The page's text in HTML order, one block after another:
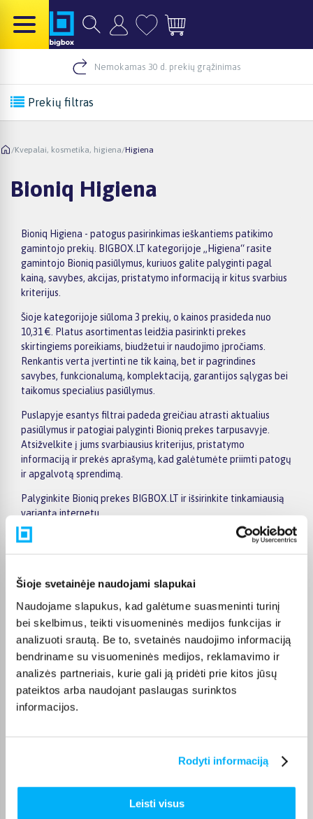
Šioje svetainėje naudojami slapukai
Naudojame slapukus, kad galėtume suasmeninti turinį
bei skelbimus, teikti visuomeninės medijos funkcijas ir
analizuoti srautą. Be to, svetainės naudojimo informaciją
bendriname su visuomeninės medijos, reklamavimo ir
analizės partneriais, kurie gali ją pridėti prie kitos jūsų
pateiktos arba naudojant paslaugas surinktos
informacijos.
Rodyti informaciją
Leisti visus
Nemokamas 30 d. prekių grąžinimas
Prekių filtras
/Kvepalai, kosmetika, higiena/Higiena
Bioniq Higiena
Bioniq Higiena - patogus pasirinkimas ieškantiems patikimo
gamintojo prekių. BIGBOX.LT kategorijoje „Higiena“ rasite
gamintojo Bioniq pasiūlymus, kuriuos galite palyginti pagal
kainą, savybes, akcijas, pristatymo informaciją ir kitus svarbius
kriterijus.
Šioje kategorijoje siūloma 3 prekių, o kainos prasideda nuo
10,31 €. Platus asortimentas leidžia pasirinkti prekes
skirtingiems poreikiams, biudžetui ir naudojimo įpročiams.
Renkantis verta įvertinti ne tik kainą, bet ir pagrindines
savybes, funkcionalumą, komplektaciją, garantijos sąlygas bei
taikomus specialius pasiūlymus.
Puslapyje esantys filtrai padeda greičiau atrasti aktualius
pasiūlymus ir patogiai palyginti Bioniq prekes tarpusavyje.
Atsižvelkite į jums svarbiausius kriterijus, pristatymo
informaciją ir prekės aprašymą, kad galėtumėte priimti patogų
ir apgalvotą sprendimą.
Palyginkite Bioniq prekes BIGBOX.LT ir išsirinkite tinkamiausią
variantą internetu.
Pirkėjų atsiliepimai apie prekes
Laima M.
Patvirtintas pirkėjas
👍
JOKŪBAS V.